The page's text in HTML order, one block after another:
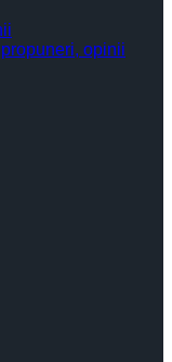
opinii